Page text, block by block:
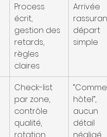
Process
écrit,
gestion des
retards,
règles
claires
Arrivée
départ
simple
Check-list
par zone,
contrôle
qualité,
rotation
“Comme
hôtel”,
aucun
détail
négligé